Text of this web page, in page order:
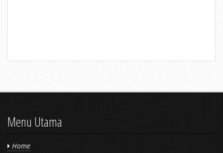
Menu Utama
Home